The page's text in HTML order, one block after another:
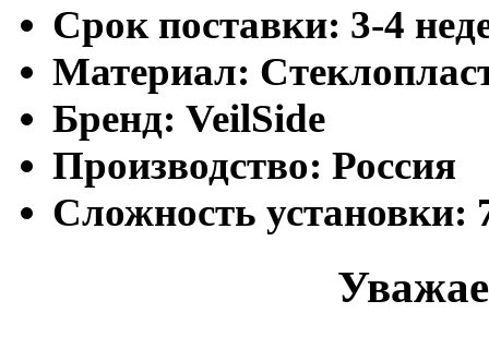
Cрок поставки: 3-4
Материал:
Бренд: VeilSide
Производство: Россия
Сложность установки: